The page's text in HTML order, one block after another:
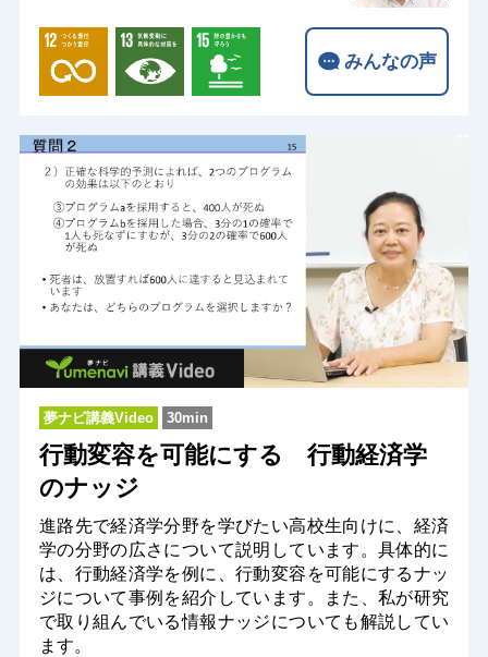
みんなの声
夢ナビ講義Video 30min
行動変容を可能にする 行動経済学
のナッジ
進路先で経済学分野を学びたい高校生向けに、経済
学の分野の広さについて説明しています。具体的に
は、行動経済学を例に、行動変容を可能にするナッ
ジについて事例を紹介しています。また、私が研究
で取り組んでいる情報ナッジについても解説してい
ます。